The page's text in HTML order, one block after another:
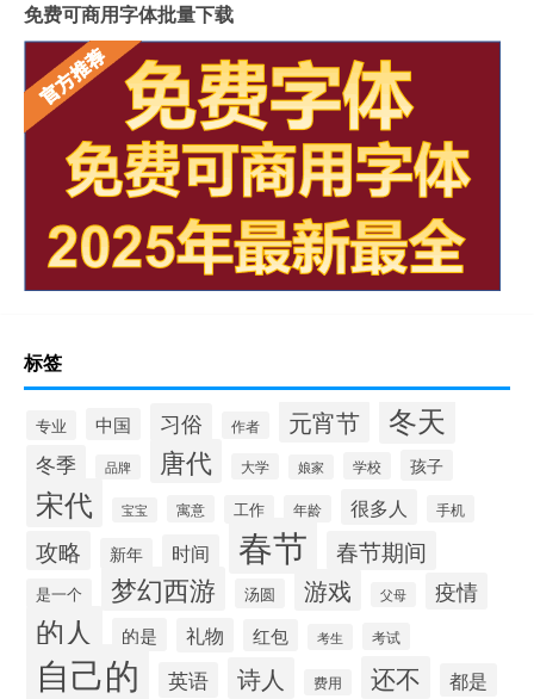
免费可商用字体批量下载
标签
专业 中国 习俗 作者 元宵节 冬天
冬季 品牌 唐代 大学 娘家 学校 孩子
宋代 宝宝 寓意 工作 年龄 很多人 手机
攻略 新年 时间 春节 春节期间
是一个 梦幻西游 汤圆 游戏 父母 疫情
的人 的是 礼物 红包 考生 考试
自己的 英语 诗人 费用 还不 都是